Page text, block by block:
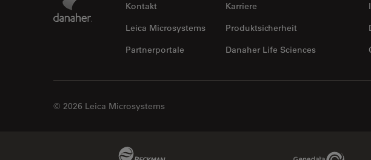
Kontakt
Karriere
Leica Microsystems
Produktsicherheit
Partnerportale
Danaher Life Sciences
© 2026 Leica Microsystems
Genedata